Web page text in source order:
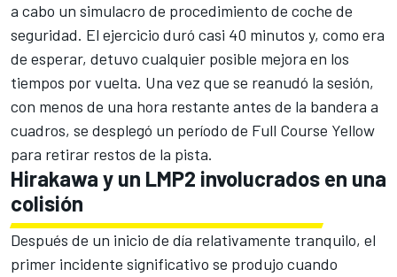
a cabo un simulacro de procedimiento de coche de
seguridad. El ejercicio duró casi 40 minutos y, como era
de esperar, detuvo cualquier posible mejora en los
tiempos por vuelta. Una vez que se reanudó la sesión,
con menos de una hora restante antes de la bandera a
cuadros, se desplegó un período de Full Course Yellow
para retirar restos de la pista.
Hirakawa y un LMP2 involucrados en una
colisión
Después de un inicio de día relativamente tranquilo, el
primer incidente significativo se produjo cuando